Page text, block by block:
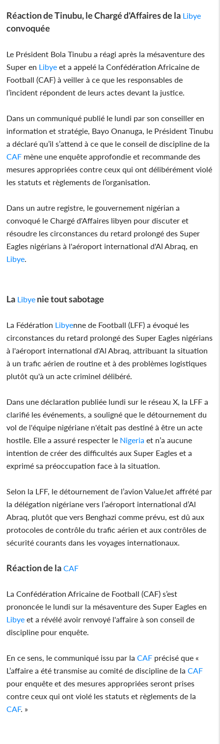
Réaction de Tinubu, le Chargé d'Affaires de la Libye
convoquée
Le Président Bola Tinubu a réagi après la mésaventure des
Super en Libye et a appelé la Confédération Africaine de
Football (CAF) à veiller à ce que les responsables de
l’incident répondent de leurs actes devant la justice.
Dans un communiqué publié le lundi par son conseiller en
information et stratégie, Bayo Onanuga, le Président Tinubu
a déclaré qu’il s’attend à ce que le conseil de discipline de la
CAF mène une enquête approfondie et recommande des
mesures appropriées contre ceux qui ont délibérément violé
les statuts et règlements de l’organisation.
Dans un autre registre, le gouvernement nigérian a
convoqué le Chargé d'Affaires libyen pour discuter et
résoudre les circonstances du retard prolongé des Super
Eagles nigérians à l'aéroport international d'Al Abraq, en
Libye.
La Libye nie tout sabotage
La Fédération Libyenne de Football (LFF) a évoqué les
circonstances du retard prolongé des Super Eagles nigérians
à l'aéroport international d'Al Abraq, attribuant la situation
à un trafic aérien de routine et à des problèmes logistiques
plutôt qu'à un acte criminel délibéré.
Dans une déclaration publiée lundi sur le réseau X, la LFF a
clarifié les événements, a souligné que le détournement du
vol de l'équipe nigériane n'était pas destiné à être un acte
hostile. Elle a assuré respecter le Nigeria et n’a aucune
intention de créer des difficultés aux Super Eagles et a
exprimé sa préoccupation face à la situation.
Selon la LFF, le détournement de l’avion ValueJet affrété par
la délégation nigériane vers l’aéroport international d’Al
Abraq, plutôt que vers Benghazi comme prévu, est dû aux
protocoles de contrôle du trafic aérien et aux contrôles de
sécurité courants dans les voyages internationaux.
Réaction de la CAF
La Confédération Africaine de Football (CAF) s’est
prononcée le lundi sur la mésaventure des Super Eagles en
Libye et a révélé avoir renvoyé l'affaire à son conseil de
discipline pour enquête.
En ce sens, le communiqué issu par la CAF précisé que «
L’affaire a été transmise au comité de discipline de la CAF
pour enquête et des mesures appropriées seront prises
contre ceux qui ont violé les statuts et règlements de la
CAF. »